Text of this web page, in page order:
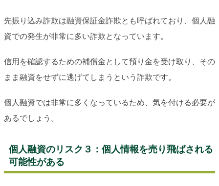
先振り込み詐欺は融資保証金詐欺とも呼ばれており、個人融
資での発生が非常に多い詐欺となっています。
信用を確認するための補償金として預り金を受け取り、その
まま融資をせずに逃げてしまうという詐欺です。
個人融資では非常に多くなっているため、気を付ける必要が
あるでしょう。
個人融資のリスク３：個人情報を売り飛ばされる
可能性がある